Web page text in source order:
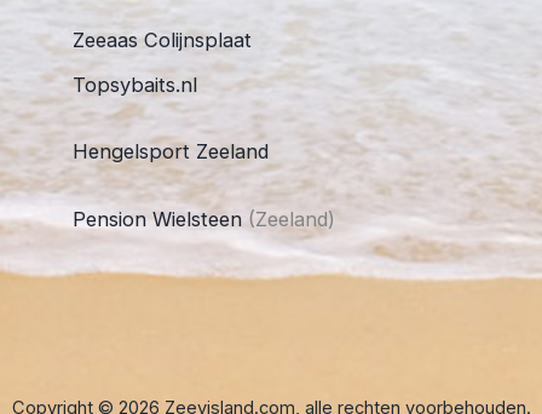
Zeeaas Colijnsplaat
Topsybaits.nl
Hengelsport Zeeland
Pension Wielsteen (Zeeland)
Copyright © 2026 Zeevisland.com, alle rechten voorbehouden.